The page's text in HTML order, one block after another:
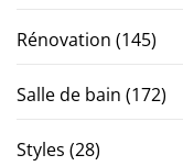
Rénovation (145)
Salle de bain (172)
Styles (28)